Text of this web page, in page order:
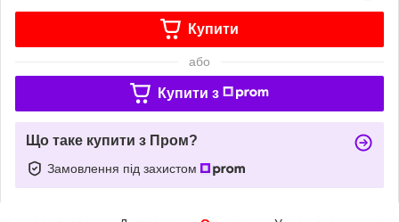
Купити
або
Купити з
Що таке купити з Пром?
Замовлення під захистом